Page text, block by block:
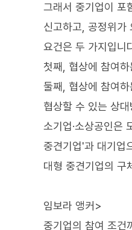
그래서 중기업이 포
신고하고, 공정위가
요건은 두 가지입니
첫째, 협상에 참여
둘째, 협상에 참여
협상할 수 있는 상
소기업·소상공인은
중견기업'과 대기업
대형 중견기업의 구
임보라 앵커>
중기업의 참여 조건